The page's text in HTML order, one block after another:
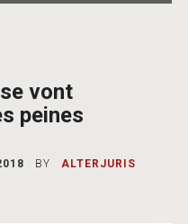
vont
peines
BY
ALTERJURIS